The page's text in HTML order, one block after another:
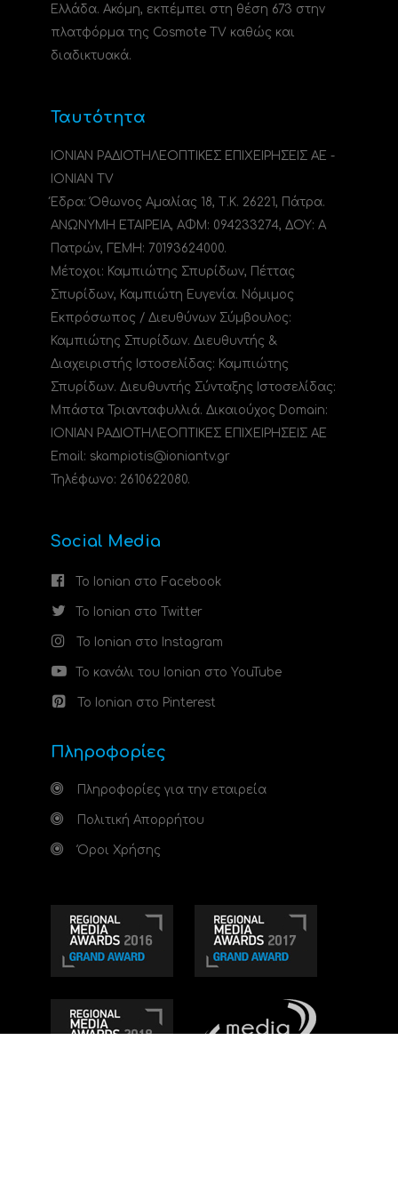
Ελλάδα. Ακόμη, εκπέμπει στη θέση 673 στην
πλατφόρμα της Cosmote TV καθώς και
διαδικτυακά.
Ταυτότητα
ΙΟΝΙΑΝ ΡΑΔΙΟΤΗΛΕΟΠΤΙΚΕΣ ΕΠΙΧΕΙΡΗΣΕΙΣ ΑΕ -
IONIAN TV
Έδρα: Όθωνος Αμαλίας 18, Τ.Κ. 26221, Πάτρα.
ΑΝΩΝΥΜΗ ΕΤΑΙΡΕΙΑ, ΑΦΜ: 094233274, ΔΟΥ: A
Πατρών, ΓΕΜΗ: 70193624000.
Μέτοχοι: Καμπιώτης Σπυρίδων, Πέττας
Σπυρίδων, Καμπιώτη Ευγενία. Νόμιμος
Εκπρόσωπος / Διευθύνων Σύμβουλος:
Καμπιώτης Σπυρίδων. Διευθυντής &
Διαχειριστής Ιστοσελίδας: Καμπιώτης
Σπυρίδων. Διευθυντής Σύνταξης Ιστοσελίδας:
Μπάστα Τριανταφυλλιά. Δικαιούχος Domain:
ΙΟΝΙΑΝ ΡΑΔΙΟΤΗΛΕΟΠΤΙΚΕΣ ΕΠΙΧΕΙΡΗΣΕΙΣ ΑΕ
Email: skampiotis@ioniantv.gr
Τηλέφωνο: 2610622080.
Social Media
Το Ionian στο Facebook
Το Ionian στο Twitter
Το Ionian στο Instagram
Το κανάλι του Ionian στο YouTube
Το Ionian στο Pinterest
Πληροφορίες
Πληροφορίες για την εταιρεία
Πολιτική Απορρήτου
Όροι Χρήσης